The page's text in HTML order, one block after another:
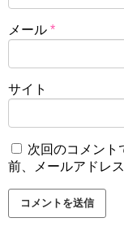
メール *
サイト
次回のコメント
前、メールアドレ